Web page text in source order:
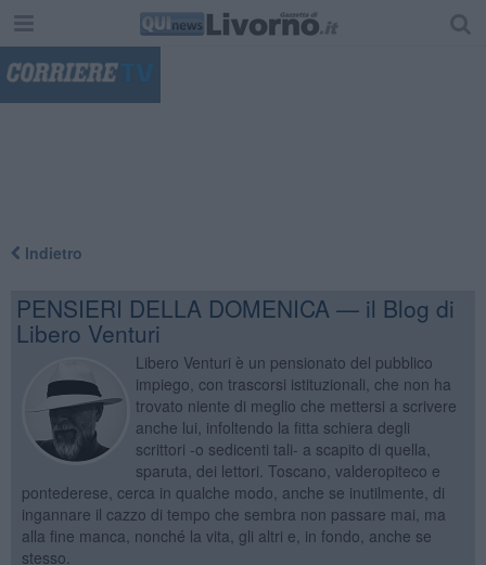
Indietro
PENSIERI DELLA DOMENICA — il Blog di
Libero Venturi
Libero Venturi è un pensionato del pubblico
impiego, con trascorsi istituzionali, che non ha
trovato niente di meglio che mettersi a scrivere
anche lui, infoltendo la fitta schiera degli
scrittori -o sedicenti tali- a scapito di quella,
sparuta, dei lettori. Toscano, valderopiteco e
pontederese, cerca in qualche modo, anche se inutilmente, di
ingannare il cazzo di tempo che sembra non passare mai, ma
alla fine manca, nonché la vita, gli altri e, in fondo, anche se
stesso.